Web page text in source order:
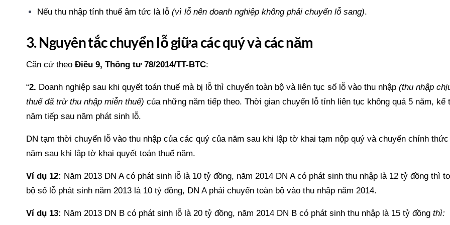
Nếu thu nhập tính thuế âm tức là lỗ (vì lỗ nên doanh nghiệp không phải chuyển lỗ sang).
3. Nguyên tắc chuyển lỗ giữa các quý và các năm
Căn cứ theo Điều 9, Thông tư 78/2014/TT-BTC:
“2. Doanh nghiệp sau khi quyết toán thuế mà bị lỗ thì chuyển toàn bộ và liên tục số lỗ vào thu nhập (thu nhập
thuế đã trừ thu nhập miễn thuế) của những năm tiếp theo. Thời gian chuyển lỗ tính liên tục không quá 5 năm, kể
năm tiếp sau năm phát sinh lỗ.
DN tạm thời chuyển lỗ vào thu nhập của các quý của năm sau khi lập tờ khai tạm nộp quý và chuyển chính
năm sau khi lập tờ khai quyết toán thuế năm.
Ví dụ 12: Năm 2013 DN A có phát sinh lỗ là 10 tỷ đồng, năm 2014 DN A có phát sinh thu nhập là 12 tỷ đồng thì
bộ số lỗ phát sinh năm 2013 là 10 tỷ đồng, DN A phải chuyển toàn bộ vào thu nhập năm 2014.
Ví dụ 13: Năm 2013 DN B có phát sinh lỗ là 20 tỷ đồng, năm 2014 DN B có phát sinh thu nhập là 15 tỷ đồng thì: